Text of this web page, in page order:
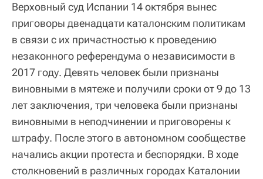
Верховный суд Испании 14 октября вынес
приговоры двенадцати каталонским политикам
в связи с их причастностью к проведению
незаконного референдума о независимости в
2017 году. Девять человек были признаны
виновными в мятеже и получили сроки от 9 до 13
лет заключения, три человека были признаны
виновными в неподчинении и приговорены к
штрафу. После этого в автономном сообществе
начались акции протеста и беспорядки. В ходе
столкновений в различных городах Каталонии